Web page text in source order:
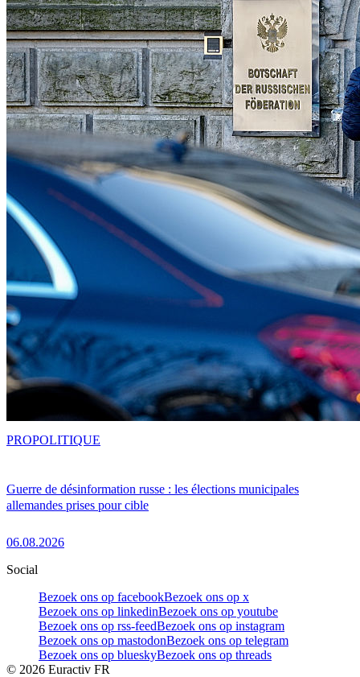
Guerre de désinformation russe : les élections municipales
allemandes prises pour cible
06.08.2026
PROPOLITIQUE
Social
Bezoek ons op facebookBezoek ons op x
Bezoek ons op linkedinBezoek ons op youtube
Bezoek ons op rss-feedBezoek ons op instagram
Bezoek ons op mastodonBezoek ons op telegram
Bezoek ons op blueskyBezoek ons op threads
© 2026 Euractiv FR